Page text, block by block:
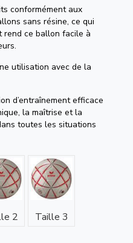
conformément aux
sans résine, ce qui
rend ce ballon facile à
utilisation avec de la
d’entraînement efficace
la maîtrise et la
toutes les situations
2 Taille 3